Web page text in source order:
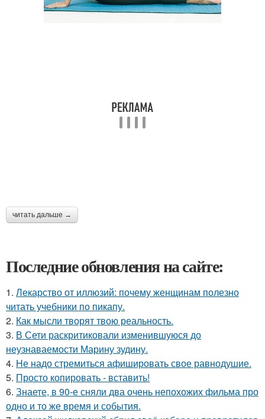
читать дальше →
Последние обновления на сайте:
1. Лекарство от иллюзий: почему женщинам полезно
читать учебники по пикапу.
2. Как мысли творят твою реальность.
3. В Сети раскритиковали изменившуюся до
неузнаваемости Марину зудину.
4. Hе надо стремиться афишировать свое равнодушие.
5. Просто копировать - вставить!
6. Знаете, в 90-е сняли два очень непохожих фильма про
одно и то же время и события.